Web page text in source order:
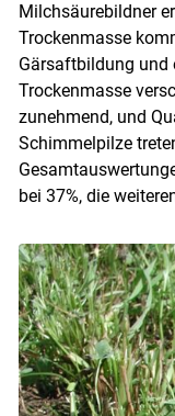
Milchsäurebildner
Trockenmasse
Gärsaftbildung und
Trockenmasse
zunehmend, und
Schimmelpilze
bei 37%, die